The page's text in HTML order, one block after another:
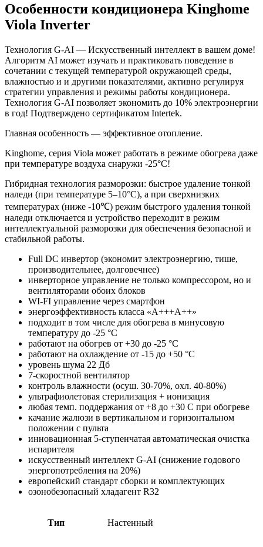
Особенности кондиционера Kinghome
Viola Inverter
Технология G-AI — Искусственный интеллект в вашем доме!
Алгоритм AI может изучать и практиковать поведение в
сочетании с текущей температурой окружающей среды,
влажностью и и другими показателями, активно регулируя
стратегии управления и режимы работы кондиционера.
Технология G-AI позволяет экономить до 10% электроэнергии
в год! Подтверждено сертификатом Intertek.
Главная особенность — эффективное отопление.
Kinghome, серия Viola может работать в режиме обогрева даже
при температуре воздуха снаружи -25°С!
Гибридная технология разморозки: быстрое удаление тонкой
наледи (при температуре 5–10°C), а при сверхнизких
температурах (ниже -10℃) режим быстрого удаления тонкой
наледи отключается и устройство переходит в режим
интеллектуальной разморозки для обеспечения безопасной и
стабильной работы.
Full DC инвертор (экономит электроэнергию, тише,
производительнее, долговечнее)
инверторное управление не только компрессором, но и
вентиляторами обоих блоков
WI-FI управление через смартфон
энергоэффективность класса «A+++А++»
подходит в том числе для обогрева в минусовую
температуру до -25 °C
работают на обогрев от +30 до -25 °C
работают на охлаждение от -15 до +50 °C
уровень шума 22 Дб
7-скоростной вентилятор
контроль влажности (осуш. 30-70%, охл. 40-80%)
ультрафиолетовая стерилизация + ионизация
любая темп. поддержания от +8 до +30 С при обогреве
качание жалюзи в вертикальном и горизонтальном
положении с пульта
инновационная 5-ступенчатая автоматическая очистка
испарителя
искусственный интеллект G-AI (снижение годового
энергопотребления на 20%)
европейский стандарт сборки и комплектующих
озонобезопасный хладагент R32
Тип Настенный